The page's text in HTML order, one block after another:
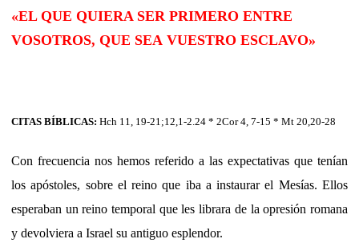
«EL QUE QUIERA SER PRIMERO ENTRE
VOSOTROS, QUE SEA VUESTRO ESCLAVO»
CITAS BÍBLICAS: Hch 11, 19-21;12,1-2.24 * 2Cor 4, 7-15 * Mt 20,20-28
Con frecuencia nos hemos referido a las expectativas que tenían
los apóstoles, sobre el reino que iba a instaurar el Mesías. Ellos
esperaban un reino temporal que les librara de la opresión romana
y devolviera a Israel su antiguo esplendor.